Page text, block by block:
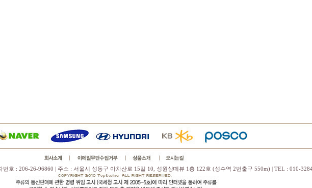
호 : 206-26-96860 | 주소 : 서울시 성동구 아차산로 15길 10, 성원상떼뷰 1층 122호 (성수역 2번출구 550m) | TEL : 010-